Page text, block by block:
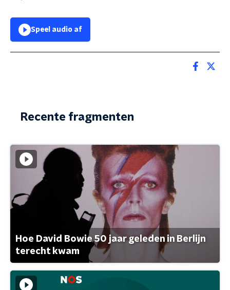
Speel audio af
Recente fragmenten
Hoe David Bowie 50 jaar geleden in Berlijn
terecht kwam